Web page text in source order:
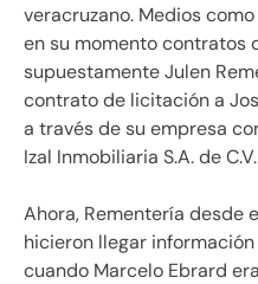
veracruzano. Medios
en su momento contratos
supuestamente Julen
contrato de licitación a
a través de su empresa
Izal Inmobiliaria S.A. de C.V.
Ahora, Rementería desde
hicieron llegar
cuando Marcelo Ebrard